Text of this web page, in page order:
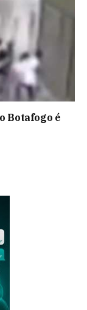
Botafogo é